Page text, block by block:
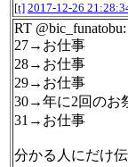
[t] 2017-12-26
RT @bic_funatobu:
27→お仕事
28→お仕事
29→お仕事
30→年に2回のお
31→お仕事
分かる人にだけ